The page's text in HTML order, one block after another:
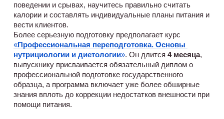
поведении и срывах, научитесь правильно считать
калории и составлять индивидуальные планы питания и
вести клиентов.
«Профессиональная переподготовка. Основы
нутрициологии и диетологии». Он длится 4 месяца,
выпускнику присваивается обязательный диплом о
профессиональной подготовке государственного
образца, а программа включает уже более обширные
знания вплоть до коррекции недостатков внешности при
помощи питания.